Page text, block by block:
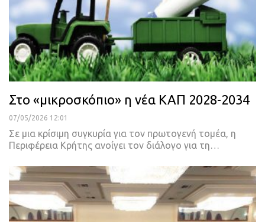
Στο «μικροσκόπιο» η νέα ΚΑΠ 2028-2034
07/05/2026 12:01
Σε μια κρίσιμη συγκυρία για τον πρωτογενή τομέα, η
Περιφέρεια Κρήτης ανοίγει τον διάλογο για τη…